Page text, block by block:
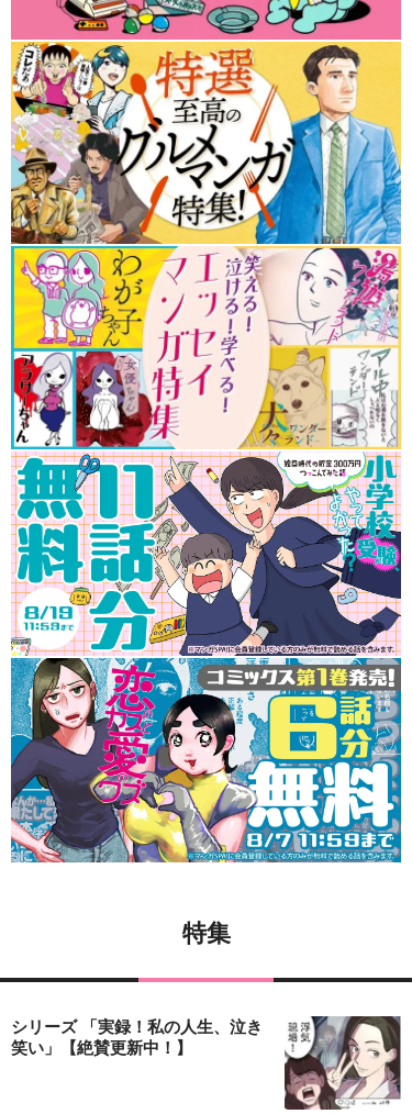
特集
シリーズ 「実録！私の人生、泣き
笑い」【絶賛更新中！】